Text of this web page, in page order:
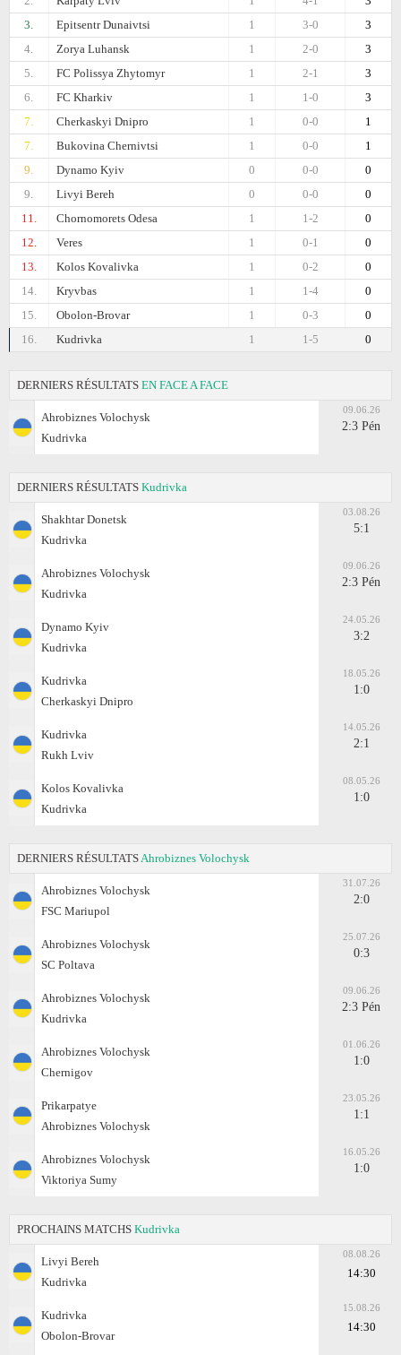
3.
Epitsentr Dunaivtsi 3
3-0
1
4.
Zorya Luhansk 3
2-0
1
5.
FC Polissya Zhytomyr 3
2-1
1
6.
FC Kharkiv 3
1-0
1
7.
Cherkaskyi Dnipro 1
0-0
1
7.
Bukovina Chernivtsi 1
0-0
1
9.
Dynamo Kyiv 0
0-0
0
9.
Livyi Bereh 0
0-0
0
11.
Chornomorets Odesa 0
1-2
1
12.
Veres 0
0-1
1
13.
Kolos Kovalivka 0
0-2
1
14.
Kryvbas 0
1-4
1
15.
Obolon-Brovar 0
0-3
1
16.
Kudrivka 0
1-5
1
DERNIERS RÉSULTATS EN FACE A FACE
Ahrobiznes Volochysk
Kudrivka
09.06.26
2:3 Pén
DERNIERS RÉSULTATS Kudrivka
Shakhtar Donetsk
Kudrivka
03.08.26
5:1
Ahrobiznes Volochysk
Kudrivka
09.06.26
2:3 Pén
Dynamo Kyiv
Kudrivka
24.05.26
3:2
Kudrivka
Cherkaskyi Dnipro
18.05.26
1:0
Kudrivka
Rukh Lviv
14.05.26
2:1
Kolos Kovalivka
Kudrivka
08.05.26
1:0
DERNIERS RÉSULTATS Ahrobiznes Volochysk
Ahrobiznes Volochysk
FSC Mariupol
31.07.26
2:0
Ahrobiznes Volochysk
SC Poltava
25.07.26
0:3
Ahrobiznes Volochysk
Kudrivka
09.06.26
2:3 Pén
Ahrobiznes Volochysk
Chernigov
01.06.26
1:0
Prikarpatye
Ahrobiznes Volochysk
23.05.26
1:1
Ahrobiznes Volochysk
Viktoriya Sumy
16.05.26
1:0
PROCHAINS MATCHS Kudrivka
Livyi Bereh
Kudrivka
08.08.26
14:30
Kudrivka
Obolon-Brovar
15.08.26
14:30